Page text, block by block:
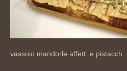
vassoio mandorle affett. e pistacch